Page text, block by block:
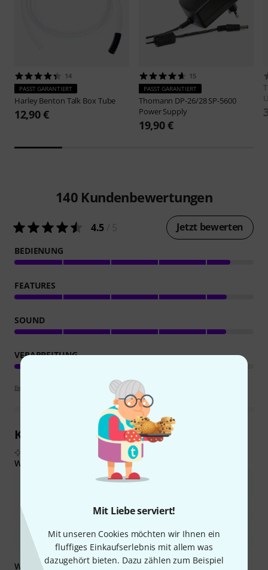
Mit Liebe serviert!
Mit unseren Cookies möchten wir Ihnen ein
fluffiges Einkaufserlebnis mit allem was
dazugehört bieten. Dazu zählen zum Beispiel
14
PASST GARANTIERT
Harley Benton Talk Box Tube
12,90 €
15
PASST GARANTIERT
Thomann DP-26/28 SP-5600
Power Supply
19,90 €
140 Kundenbewertungen
4.5 Jetzt bewerten
BEDIENUNG
FEATURES
SOUND
VERARBEITUNG
Bewertungsrichtlinien
Kundenrezensionen im Überblick
Aus echten Käuferbewertungen, zusammengefasst durch KI
Was Käufern gefiel:
Die Talkbox bietet ein ausgezeichnetes Preis-Leistungs-
Es ist robust gebaut und einfach zu bedienen.
Es erzeugt einen kraftvollen und authentischen Talkbox-Sound.
Was Sie außerdem wissen sollten: